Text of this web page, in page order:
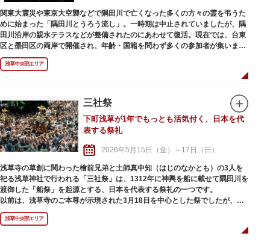
関東大震災や東京大空襲などで隅田川で亡くなった多くの方々の霊を弔うた
めに始まった「隅田川とうろう流し」。一時期は中止されていましたが、隅
田川沿岸の親水テラスなどが整備されたのにあわせて復活。現在では、台東
区と墨田区の両岸で開催され、年齢・国籍を問わず多くの参加者が集いま
す。最近は、追悼だけではなく、七夕のように願い事を書いて成就を祈ると
いう新たな側面も。
言問橋と吾妻橋の間の川面をゆらゆら流れ、隅田川を彩る幻想的なろうそく
すが、数に限りがあり大変な混雑になりますので、事前購入がおすすめで
す。自宅でじっくりとうろうを組み立ててから当日持参するのがスマートか
もしれません。
また、隅⽥川とうろう流しの開催に合わせて、屋形船やクルーズ船が運航さ
れます。隅田川に浮かぶ船の上から特設スロープを使って、とうろうを流し
てみませんか。
浅草中央部エリア
三社祭
下町浅草が1年でもっとも活気付く、日本を代
表する祭礼
2026年5月15日（金）～17日（日）
浅草寺の草創に関わった檜前兄弟と土師真中知（はじのなかとも）の3人を
祀る浅草神社で行われる「三社祭」は、1312年に神輿を船に載せて隅田川を
渡御した「船祭」を起源とする、日本を代表する祭礼の一つです。
以前は、浅草寺のご本尊が示現された3月18日を中心とした祭でしたが、現
在は毎年5月中旬の金・土・日曜日に実施され、本社神輿御霊入れの儀や、
無形文化財「びんざさら舞」の奉納が行われます。
浅草中央部エリア